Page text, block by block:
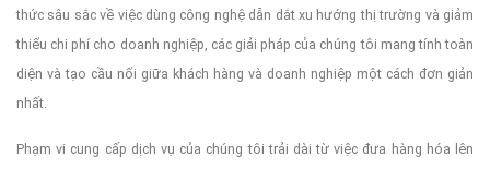
thức sâu sắc về việc dùng công nghệ dẫn dắt xu hướng thị trường và giảm
thiểu chi phí cho doanh nghiệp, các giải pháp của chúng tôi mang tính toàn
diện và tạo cầu nối giữa khách hàng và doanh nghiệp một cách đơn giản
nhất.
Phạm vi cung cấp dịch vụ của chúng tôi trải dài từ việc đưa hàng hóa lên